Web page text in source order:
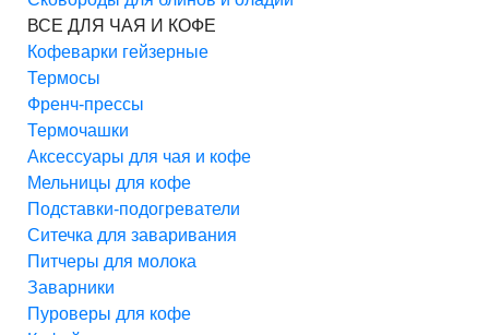
ВСЕ ДЛЯ ЧАЯ И КОФЕ
Кофеварки гейзерные
Термосы
Френч-прессы
Термочашки
Аксессуары для чая и кофе
Мельницы для кофе
Подставки-подогреватели
Ситечка для заваривания
Питчеры для молока
Заварники
Пуроверы для кофе